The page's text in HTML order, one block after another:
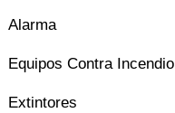
Alarma
Equipos Contra Incendio
Extintores